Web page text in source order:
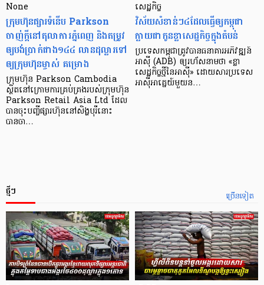
None
ក្រុមហ៊ុនផ្សារទំនើប Parkson
ចាញ់ក្ដីនៅតុលាការភ្នំពេញ និងតម្រូវ
ឲ្យបង់ប្រាក់ជាង១៤៤ លានដុល្លារទៅ
ឲ្យក្រុមហ៊ុនម្ចាស់ គម្រោង
ក្រុមហ៊ុន Parkson Cambodia
ស្ថិតនៅក្រោមការគ្រប់គ្រងរបស់ក្រុមហ៊ុន
Parkson Retail Asia Ltd ដែល
បានចុះបញ្ចីផ្សារហ៊ុននៅសិង្ហបុរីនោះ
បានចា…
សេដ្ឋកិច្ច​
វិស័យ​សំខាន់ៗ​៤​ដែល​ធ្វើ​ឲ្យ​កម្ពុជា​
ក្លាយ​ជា​កូន​ខ្លា​សេដ្ឋកិច្ច​ក្នុង​តំបន់
ប្រទេស​កម្ពុជា​ត្រូវ​បាន​ធនាគារ​អភិវឌ្ឍន៍​
អាស៊ី (ADB) ឲ្យ​រហ័ស​នាមថា «ខ្លា​
សេដ្ឋកិច្ច​ថ្មី​នៃ​អាស៊ី» ដោយសារ​ប្រទេស​
អាស៊ី​អាគ្នេយ៍​មួយ​ន…
ច្រើនទៀត
ថ្មីៗ